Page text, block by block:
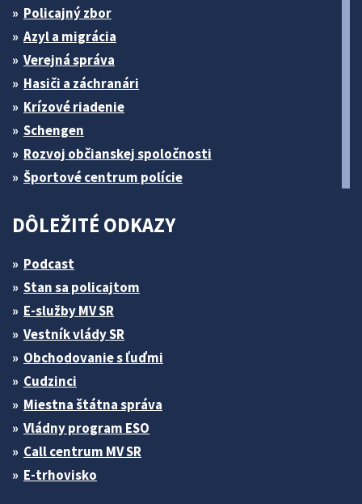
Policajný zbor
Azyl a migrácia
Verejná správa
Hasiči a záchranári
Krízové riadenie
Schengen
Rozvoj občianskej spoločnosti
Športové centrum polície
DÔLEŽITÉ ODKAZY
Podcast
Stan sa policajtom
E-služby MV SR
Vestník vlády SR
Obchodovanie s ľuďmi
Cudzinci
Miestna štátna správa
Vládny program ESO
Call centrum MV SR
E-trhovisko